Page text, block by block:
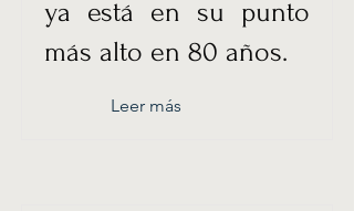
ya está en su punto
más alto en 80 años.
Leer más